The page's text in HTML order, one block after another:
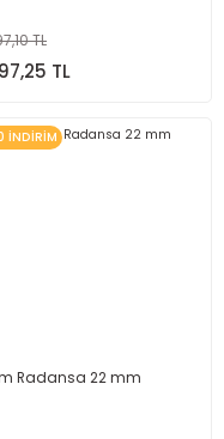
TL
TL
İNDİRİM
Radansa 22 mm